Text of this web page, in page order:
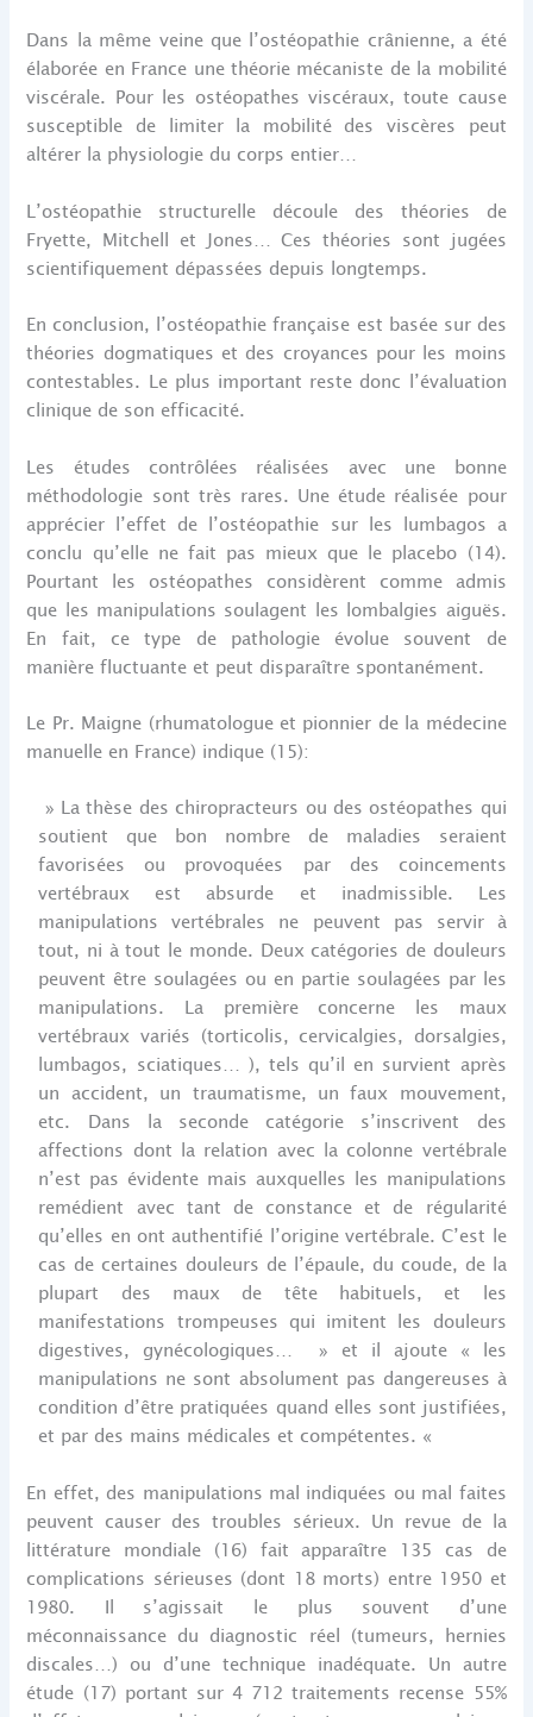
Dans la même veine que l’ostéopathie crânienne, a été
élaborée en France une théorie mécaniste de la mobilité
viscérale. Pour les ostéopathes viscéraux, toute cause
susceptible de limiter la mobilité des viscères peut
altérer la physiologie du corps entier…
L’ostéopathie structurelle découle des théories de
Fryette, Mitchell et Jones… Ces théories sont jugées
scientifiquement dépassées depuis longtemps.
En conclusion, l’ostéopathie française est basée sur des
théories dogmatiques et des croyances pour les moins
contestables. Le plus important reste donc l’évaluation
clinique de son efficacité.
Les études contrôlées réalisées avec une bonne
méthodologie sont très rares. Une étude réalisée pour
apprécier l’effet de l’ostéopathie sur les lumbagos a
conclu qu’elle ne fait pas mieux que le placebo (14).
Pourtant les ostéopathes considèrent comme admis
que les manipulations soulagent les lombalgies aiguës.
En fait, ce type de pathologie évolue souvent de
manière fluctuante et peut disparaître spontanément.
Le Pr. Maigne (rhumatologue et pionnier de la médecine
manuelle en France) indique (15):
» La thèse des chiropracteurs ou des ostéopathes qui
soutient que bon nombre de maladies seraient
favorisées ou provoquées par des coincements
vertébraux est absurde et inadmissible. Les
manipulations vertébrales ne peuvent pas servir à
tout, ni à tout le monde. Deux catégories de douleurs
peuvent être soulagées ou en partie soulagées par les
manipulations. La première concerne les maux
vertébraux variés (torticolis, cervicalgies, dorsalgies,
lumbagos, sciatiques… ), tels qu’il en survient après
un accident, un traumatisme, un faux mouvement,
etc. Dans la seconde catégorie s’inscrivent des
affections dont la relation avec la colonne vertébrale
n’est pas évidente mais auxquelles les manipulations
remédient avec tant de constance et de régularité
qu’elles en ont authentifié l’origine vertébrale. C’est le
cas de certaines douleurs de l’épaule, du coude, de la
plupart des maux de tête habituels, et les
manifestations trompeuses qui imitent les douleurs
digestives, gynécologiques… » et il ajoute « les
manipulations ne sont absolument pas dangereuses à
condition d’être pratiquées quand elles sont justifiées,
et par des mains médicales et compétentes. «
En effet, des manipulations mal indiquées ou mal faites
peuvent causer des troubles sérieux. Un revue de la
littérature mondiale (16) fait apparaître 135 cas de
complications sérieuses (dont 18 morts) entre 1950 et
1980. Il s’agissait le plus souvent d’une
méconnaissance du diagnostic réel (tumeurs, hernies
discales…) ou d’une technique inadéquate. Un autre
étude (17) portant sur 4 712 traitements recense 55%